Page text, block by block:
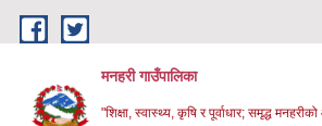
Skip to main content
मनहरी गाउँपालिका
"शिक्षा, स्वास्थ्य, कृषि र पूर्वाधार; समृद्ध